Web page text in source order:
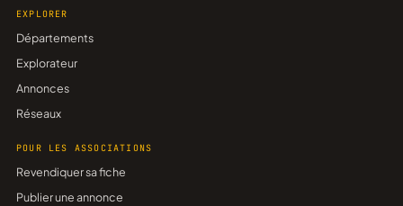
EXPLORER
Départements
Explorateur
Annonces
Réseaux
POUR LES ASSOCIATIONS
Revendiquer sa fiche
Publier une annonce